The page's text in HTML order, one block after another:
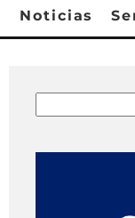
Noticias